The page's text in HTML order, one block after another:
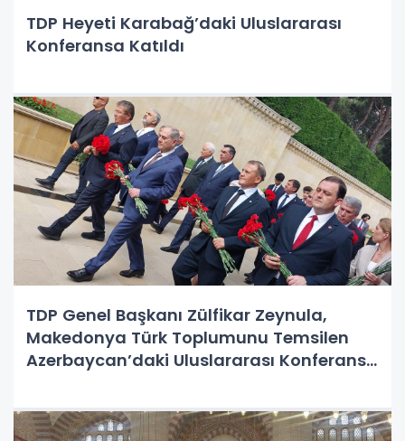
TDP Heyeti Karabağ’daki Uluslararası
Konferansa Katıldı
TDP Genel Başkanı Zülfikar Zeynula,
Makedonya Türk Toplumunu Temsilen
Azerbaycan’daki Uluslararası Konferansa